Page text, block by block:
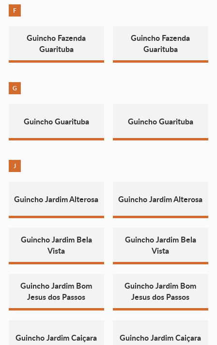
F
Guincho Fazenda
Guarituba
Guincho Fazenda
Guarituba
G
Guincho Guarituba Guincho Guarituba
J
Guincho Jardim Alterosa Guincho Jardim Alterosa
Guincho Jardim Bela
Vista
Guincho Jardim Bela
Vista
Guincho Jardim Bom
Jesus dos Passos
Guincho Jardim Bom
Jesus dos Passos
Guincho Jardim Caiçara Guincho Jardim Caiçara